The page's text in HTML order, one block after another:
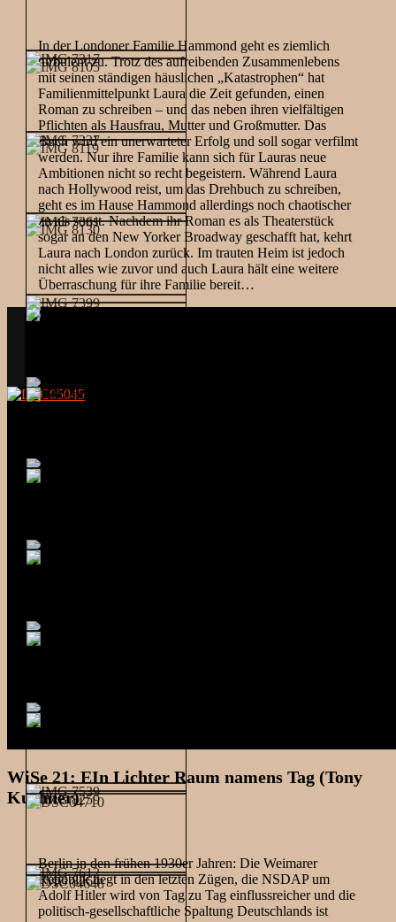
In der Londoner Familie Hammond geht es ziemlich
turbulent zu. Trotz des aufreibenden Zusammenlebens
mit seinen ständigen häuslichen „Katastrophen“ hat
Familienmittelpunkt Laura die Zeit gefunden, einen
Roman zu schreiben – und das neben ihren vielfältigen
Pflichten als Hausfrau, Mutter und Großmutter. Das
Buch wird ein unerwarteter Erfolg und soll sogar verfilmt
werden. Nur ihre Familie kann sich für Lauras neue
Ambitionen nicht so recht begeistern. Während Laura
nach Hollywood reist, um das Drehbuch zu schreiben,
geht es im Hause Hammond allerdings noch chaotischer
zu als sonst. Nachdem ihr Roman es als Theaterstück
sogar an den New Yorker Broadway geschafft hat, kehrt
Laura nach London zurück. Im trauten Heim ist jedoch
nicht alles wie zuvor und auch Laura hält eine weitere
Überraschung für ihre Familie bereit…
WiSe 21: EIn Lichter Raum namens Tag (Tony
Kushner)
Berlin in den frühen 1930er Jahren: Die Weimarer
Republik liegt in den letzten Zügen, die NSDAP um
Adolf Hitler wird von Tag zu Tag einflussreicher und die
politisch-gesellschaftliche Spaltung Deutschlands ist